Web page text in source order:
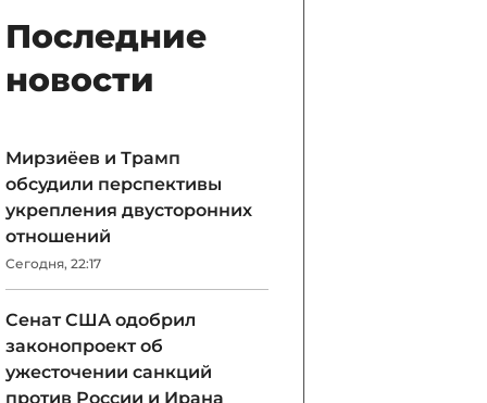
Последние
новости
Мирзиёев и Трамп
обсудили перспективы
укрепления двусторонних
отношений
Сегодня, 22:17
Сенат США одобрил
законопроект об
ужесточении санкций
против России и Ирана